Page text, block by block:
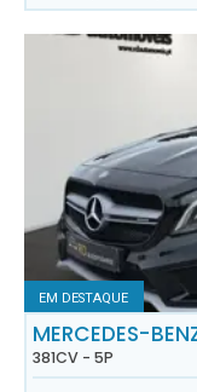
EM DESTAQUE
MERCEDES-
381CV - 5P